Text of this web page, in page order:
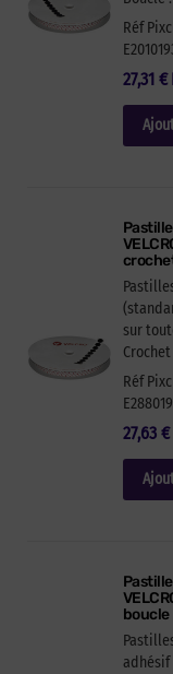
Réf
27,31 €
sur
Réf
27,63 €
boucle
adhésif